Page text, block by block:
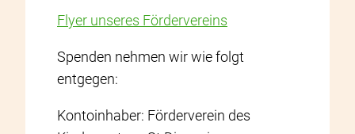
Flyer unseres Fördervereins
Spenden nehmen wir wie folgt
entgegen:
Kontoinhaber: Förderverein des